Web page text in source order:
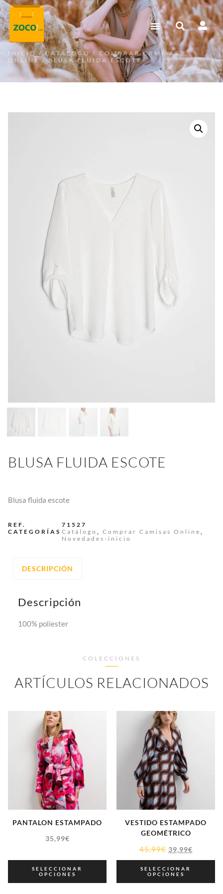
INICIO/CATÁLOGO/ COMPRAR CAMISAS
ONLINE/ BLUSA FLUIDA ESCOTE
BLUSA FLUIDA ESCOTE
Blusa fluida escote
REF.
71527
CATEGORÍAS Catálogo Comprar Camisas Online
Novedades-inicio
DESCRIPCIÓN
Descripción
100% poliester
COLECCIONES
ARTÍCULOS RELACIONADOS
PANTALON ESTAMPADO
35,99€
SELECCIONAR
OPCIONES
VESTIDO ESTAMPADO
GEOMÉTRICO
45,99€ 39,99€
SELECCIONAR
OPCIONES